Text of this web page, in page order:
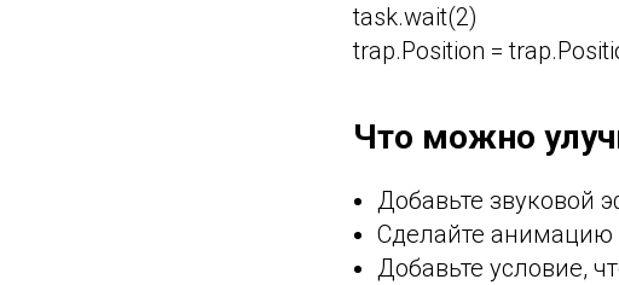
task.wait(2)
trap.Position =
Что можно
Добавьте звуковой
Сделайте анимацию
Добавьте условие,